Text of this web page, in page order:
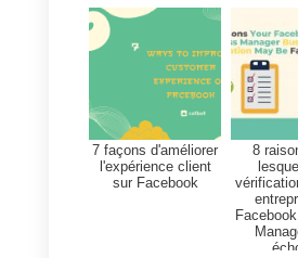
publicitaire sur
même sur
sociaux.
En outre, une
publicité qui